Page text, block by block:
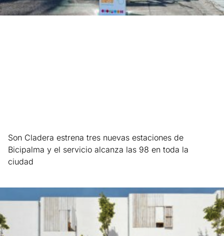
Son Cladera estrena tres nuevas estaciones de
Bicipalma y el servicio alcanza las 98 en toda la
ciudad